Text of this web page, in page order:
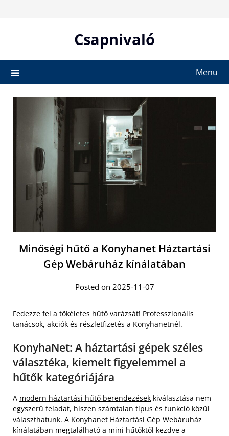
Csapnivaló
Menu
Minőségi hűtő a Konyhanet Háztartási
Gép Webáruház kínálatában
Posted on 2025-11-07
Fedezze fel a tökéletes hűtő varázsát! Professzionális
tanácsok, akciók és részletfizetés a Konyhanetnél.
KonyhaNet: A háztartási gépek széles
választéka, kiemelt figyelemmel a
hűtők kategóriájára
A modern háztartási hűtő berendezések kiválasztása nem
egyszerű feladat, hiszen számtalan típus és funkció közül
választhatunk. A Konyhanet Háztartási Gép Webáruház
kínálatában megtalálható a mini hűtőktől kezdve a